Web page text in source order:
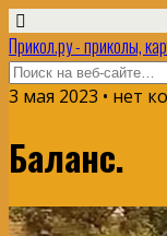
Прикол.ру - приколы,
3 мая 2023 • нет
Баланс.